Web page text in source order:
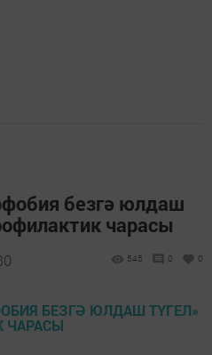
безгә юлдаш
чарасы
545 0 0